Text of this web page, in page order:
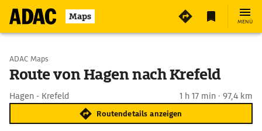
Maps MENÜ
Start wählen
ADAC Maps
Route von Hagen nach Krefeld
Hagen - Krefeld 1 h 17 min · 97,4 km
Routendetails anzeigen